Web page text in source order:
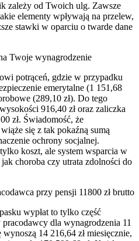
zależy od Twoich ulg. Zawsze
elementy wpływają na przelew,
stawki w oparciu o twarde dane
Twoje wynagrodzenie
potrąceń, gdzie w przypadku
emerytalne (1 151,68
(289,10 zł). Do tego
916,40 zł oraz zaliczka
zł. Świadomość, że
się z tak pokaźną sumą
ochrony socjalnej.
koszt, ale system wsparcia w
choroba czy utrata zdolności do
przy pensji 11800 zł brutto
wypłat to tylko część
dla wynagrodzenia 11
14 216,64 zł miesięcznie,